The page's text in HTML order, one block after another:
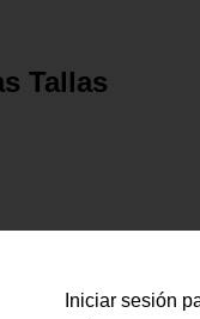
Iniciar sesión
Tallas